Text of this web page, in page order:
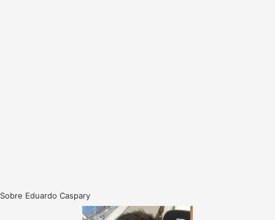
Sobre Eduardo Caspary